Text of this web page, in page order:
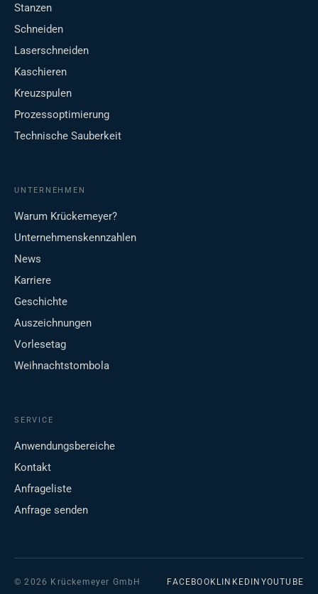
Stanzen
Schneiden
Laserschneiden
Kaschieren
Kreuzspulen
Prozessoptimierung
Technische Sauberkeit
UNTERNEHMEN
Warum Krückemeyer?
Unternehmenskennzahlen
News
Karriere
Geschichte
Auszeichnungen
Vorlesetag
Weihnachtstombola
SERVICE
Anwendungsbereiche
Kontakt
Anfrageliste
Anfrage senden
© 2026 Krückemeyer GmbH FACEBOOKLINKEDIN YOUTUBE